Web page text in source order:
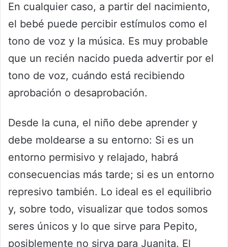
En cualquier caso, a partir del nacimiento,
el bebé puede percibir estímulos como el
tono de voz y la música. Es muy probable
que un recién nacido pueda advertir por el
tono de voz, cuándo está recibiendo
aprobación o desaprobación.
Desde la cuna, el niño debe aprender y
debe moldearse a su entorno: Si es un
entorno permisivo y relajado, habrá
consecuencias más tarde; si es un entorno
represivo también. Lo ideal es el equilibrio
y, sobre todo, visualizar que todos somos
seres únicos y lo que sirve para Pepito,
posiblemente no sirva para Juanita. El